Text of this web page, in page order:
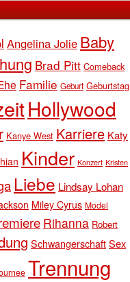
Angelina Jolie Baby
Brad Pitt Comeback
Familie Geburt Geburtstag
Hollywood
Kanye West Karriere Katy
Kinder Konzert Kristen
Liebe Lindsay Lohan
Miley Cyrus Model
Rihanna Robert
SchwangerschaftSex
Trennung